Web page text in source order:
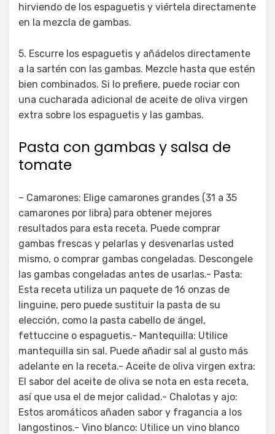
hirviendo de los espaguetis y viértela directamente
en la mezcla de gambas.
5. Escurre los espaguetis y añádelos directamente
a la sartén con las gambas. Mezcle hasta que estén
bien combinados. Si lo prefiere, puede rociar con
una cucharada adicional de aceite de oliva virgen
extra sobre los espaguetis y las gambas.
Pasta con gambas y salsa de
tomate
– Camarones: Elige camarones grandes (31 a 35
camarones por libra) para obtener mejores
resultados para esta receta. Puede comprar
gambas frescas y pelarlas y desvenarlas usted
mismo, o comprar gambas congeladas. Descongele
las gambas congeladas antes de usarlas.- Pasta:
Esta receta utiliza un paquete de 16 onzas de
linguine, pero puede sustituir la pasta de su
elección, como la pasta cabello de ángel,
fettuccine o espaguetis.- Mantequilla: Utilice
mantequilla sin sal. Puede añadir sal al gusto más
adelante en la receta.- Aceite de oliva virgen extra:
El sabor del aceite de oliva se nota en esta receta,
así que usa el de mejor calidad.- Chalotas y ajo:
Estos aromáticos añaden sabor y fragancia a los
langostinos.- Vino blanco: Utilice un vino blanco